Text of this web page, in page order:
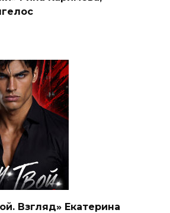
Взгляд» Екатерина